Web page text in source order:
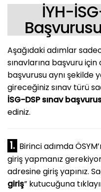
İYH-
Başvurusu
Aşağıdaki adımlar
sınavlarına başvuru
başvurusu aynı şekilde
gireceğiniz sınav türü
İSG-DSP sınav
ediniz.
1. Birinci adımda
giriş yapmanız
adresine giriş yapınız.
giriş” kutucuğuna